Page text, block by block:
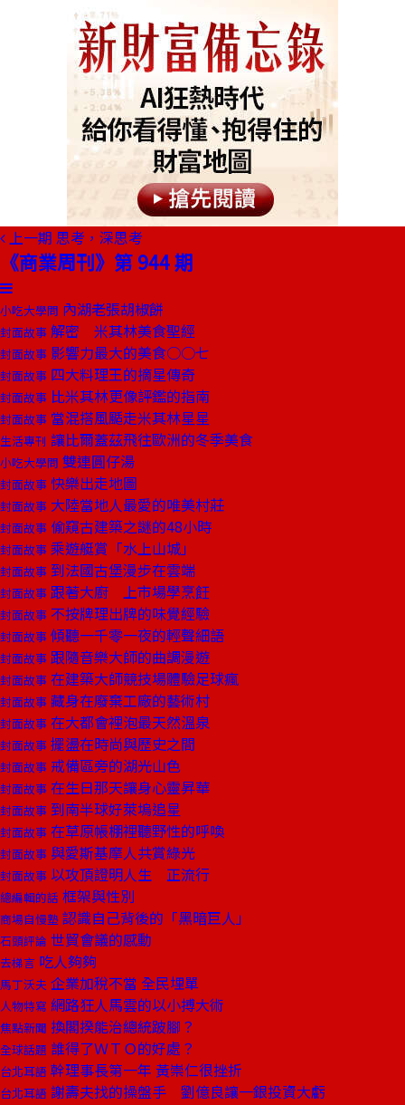
上一期 思考，深思考
《商業周刊》第 944 期
小吃大學問 內湖老張胡椒餅
封面故事 解密 米其林美食聖經
封面故事 影響力最大的美食○○七
封面故事 四大料理王的摘星傳奇
封面故事 比米其林更像評鑑的指南
封面故事 當混搭風颳走米其林星星
生活專刊 讓比爾蓋茲飛往歐洲的冬季美食
小吃大學問 雙連圓仔湯
封面故事 快樂出走地圖
封面故事 大陸當地人最愛的唯美村莊
封面故事 偷窺古建築之謎的48小時
封面故事 乘遊艇賞「水上山城」
封面故事 到法國古堡漫步在雲端
封面故事 跟著大廚 上市場學烹飪
封面故事 不按牌理出牌的味覺經驗
封面故事 傾聽一千零一夜的輕聲細語
封面故事 跟隨音樂大師的曲調漫遊
封面故事 在建築大師競技場體驗足球瘋
封面故事 藏身在廢棄工廠的藝術村
封面故事 在大都會裡泡最天然溫泉
封面故事 擺盪在時尚與歷史之間
封面故事 戒備區旁的湖光山色
封面故事 在生日那天讓身心靈昇華
封面故事 到南半球好萊塢追星
封面故事 在草原帳棚裡聽野性的呼喚
封面故事 與愛斯基摩人共賞綠光
封面故事 以攻頂證明人生 正流行
總編輯的話 框架與性別
商場自慢塾 認識自己背後的「黑暗巨人」
石頭評論 世貿會議的感動
去梯言 吃人夠夠
馬丁沃夫 企業加稅不當 全民埋單
人物特寫 網路狂人馬雲的以小搏大術
焦點新聞 換閣揆能治總統跛腳？
全球話題 誰得了ＷＴＯ的好處？
台北耳語 幹理事長第一年 黃崇仁很挫折
台北耳語 謝壽夫找的操盤手 劉億良讓一銀投資大虧